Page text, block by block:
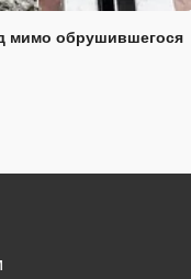
мимо обрушившегося